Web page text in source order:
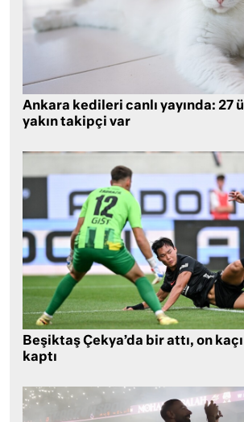
Ankara kedileri canlı yayında: 27
yakın takipçi var
Beşiktaş Çekya’da bir attı, on
kaptı